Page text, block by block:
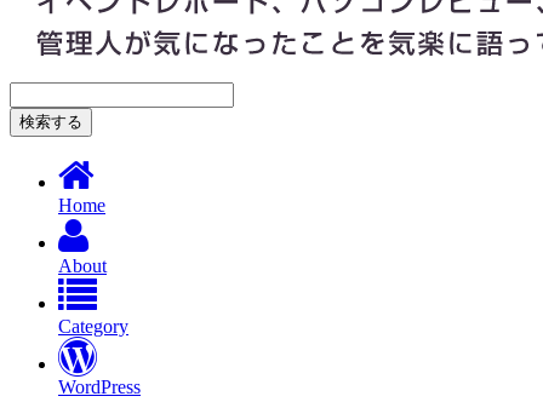
Home
About
Category
WordPress